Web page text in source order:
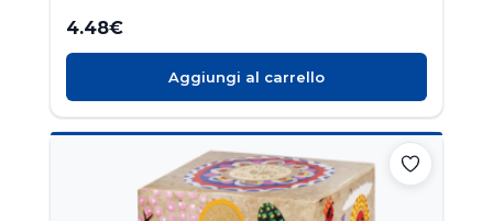
4.48€
Aggiungi al carrello